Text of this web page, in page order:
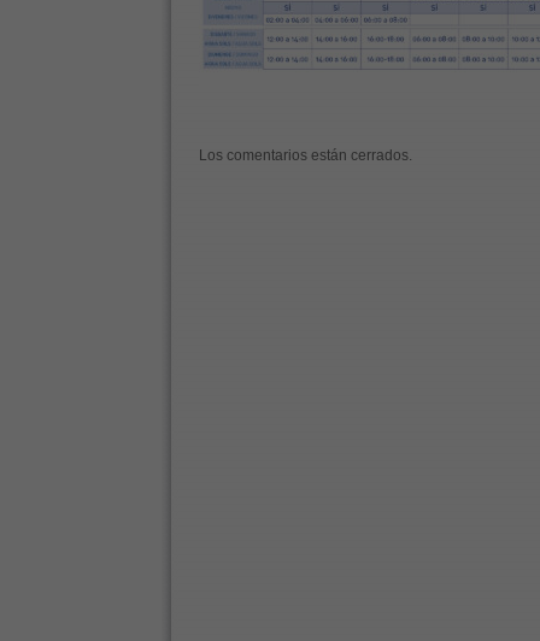
Los comentarios están cerrados.